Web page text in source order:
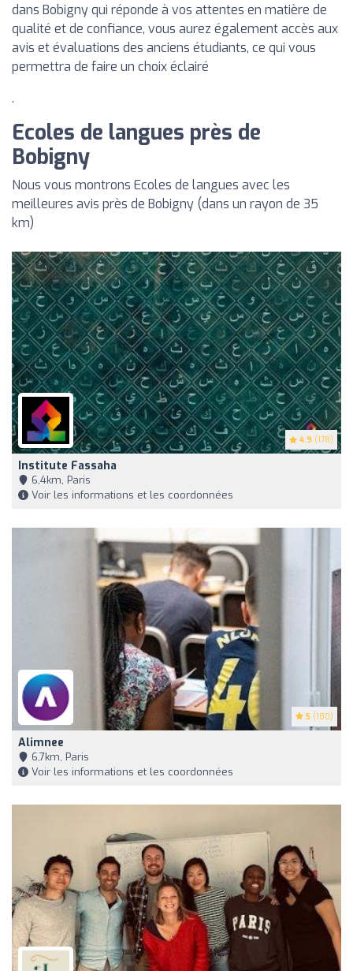
dans Bobigny qui réponde à vos attentes en matière de
qualité et de confiance, vous aurez également accès aux
avis et évaluations des anciens étudiants, ce qui vous
permettra de faire un choix éclairé
.
Ecoles de langues près de
Bobigny
Nous vous montrons Ecoles de langues avec les
meilleures avis près de Bobigny (dans un rayon de 35
km)
4.9 (178)
Institute Fassaha
6,4km, Paris
Voir les informations et les coordonnées
5 (180)
Alimnee
6,7km, Paris
Voir les informations et les coordonnées